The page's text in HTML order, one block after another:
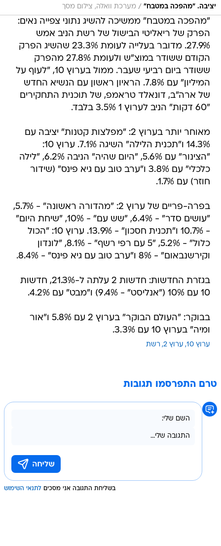
יציבה. "מהפכה במטבח" / מערכת וואלה, צילום מסך
"מהפכה במטבח" ממשיכה להשיג נתוני צפייה נאים:
הפרק של ריאליטי הבישול של רשת הניב אמש
27.9%. מדובר בעלייה לעומת 23.3% שהשיג הפרק
הקודם ששודר במוצ"ש ולעומת 27.8% מהפרק
ששודר ביום רביעי שעבר. ממול בערוץ 10, "לעוף על
המיליון" עם 7.8%. הראיון ראשון עם הנשיא החדש
של ארה"ב, דונאלד טראמפ, של תוכנית התחקירים
"60 דקות" הניב לערוץ 1 3.5% בלבד.
מאוחר יותר בערוץ 2: "מפלצות קטנות" יציבה עם
14.3% ו"תכנית הלילה" השיגה 7.1%. ערוץ 10:
"הצינור" עם 5.6%, "היום שהיה" הניבה 6.2%, "לילה
כלכלי" עם 3.8% ו"ערב טוב עם גיא פינס" (שידור
חוזר) עם 1.7%.
בפרה-פריים של ערוץ 2: "מהדורה ראשונה" - 5.7%,
"עושים סדר" - 6.4%, "שש עם" - 10%, "שיחת היום"
- 10.7% ו"תכנית חסכון" - 13.9%. ערוץ 10: "הכול
כלול" - 5.2%, "5 עם רפי רשף" - 8.1%, "לונדון
וקירשנבאום" - 8% ו"ערב טוב עם גיא פינס" - 8.4%.
בגזרת החדשות: חדשות 2 עלתה ל-21.3%, חדשות
10 עם 10% ("אנליסט" - 9.4%) ו"מבט" עם 4.2%.
בבוקר: "העולם הבוקר" בערוץ 2 עם 5.8% ו"אור
ומיה" בערוץ 10 עם 3.3%.
ערוץ 10 ערוץ 2 רשת
טרם התפרסמו תגובות
בשליחת התגובה אני מסכים לתנאי השימוש